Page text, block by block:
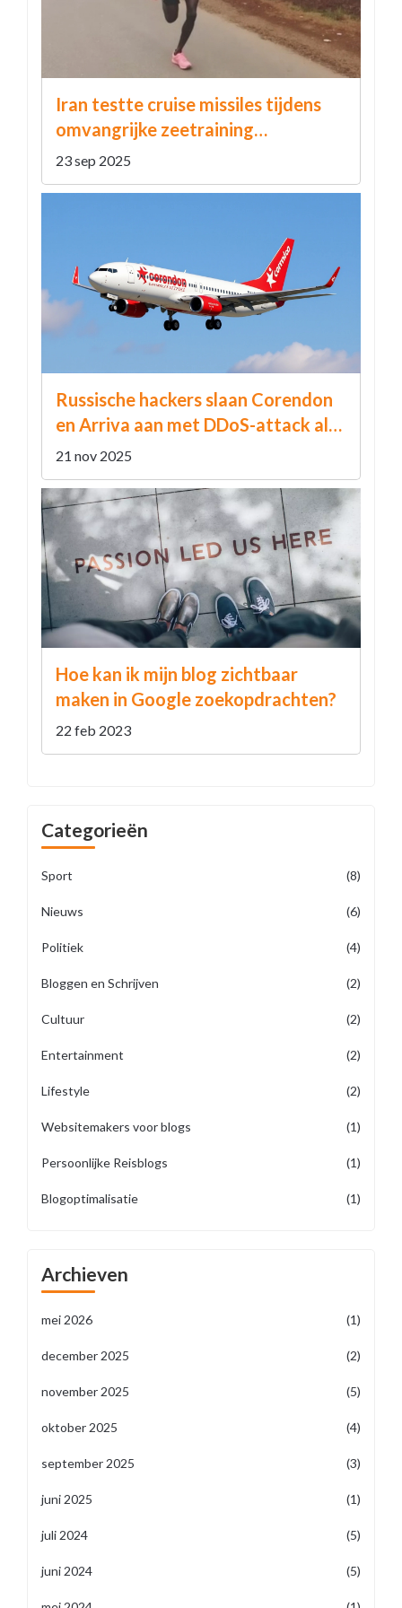
Iran testte cruise missiles tijdens
omvangrijke zeetraining
‘Sustainable Power 1404’
23 sep 2025
Russische hackers slaan Corendon
en Arriva aan met DDoS-attack als
wraak op Oekraïne-hulp
21 nov 2025
Hoe kan ik mijn blog zichtbaar
maken in Google zoekopdrachten?
22 feb 2023
Categorieën
Sport (8)
Nieuws (6)
Politiek (4)
Bloggen en Schrijven (2)
Cultuur (2)
Entertainment (2)
Lifestyle (2)
Websitemakers voor blogs (1)
Persoonlijke Reisblogs (1)
Blogoptimalisatie (1)
Archieven
mei 2026 (1)
december 2025 (2)
november 2025 (5)
oktober 2025 (4)
september 2025 (3)
juni 2025 (1)
juli 2024 (5)
juni 2024 (5)